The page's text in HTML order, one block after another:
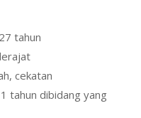
tahun
cekatan
tahun dibidang yang